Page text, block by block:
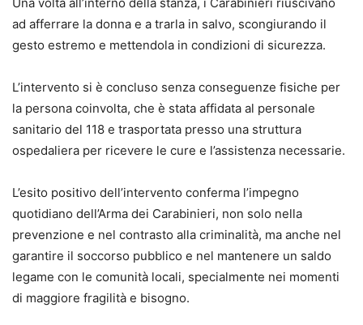
ad afferrare la donna e a trarla in salvo, scongiurando il
gesto estremo e mettendola in condizioni di sicurezza.
L’intervento si è concluso senza conseguenze fisiche per
la persona coinvolta, che è stata affidata al personale
sanitario del 118 e trasportata presso una struttura
ospedaliera per ricevere le cure e l’assistenza necessarie.
L’esito positivo dell’intervento conferma l’impegno
quotidiano dell’Arma dei Carabinieri, non solo nella
prevenzione e nel contrasto alla criminalità, ma anche nel
garantire il soccorso pubblico e nel mantenere un saldo
legame con le comunità locali, specialmente nei momenti
di maggiore fragilità e bisogno.